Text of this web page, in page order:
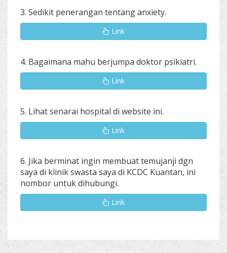
3. Sedikit penerangan tentang anxiety.
Link
4. Bagaimana mahu berjumpa doktor psikiatri.
Link
5. Lihat senarai hospital di website ini.
Link
6. Jika berminat ingin membuat temujanji dgn
saya di klinik swasta saya di KCDC Kuantan, ini
nombor untuk dihubungi.
Link